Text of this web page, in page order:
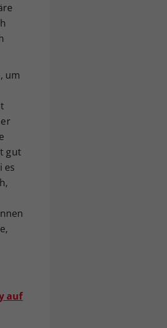
um
gut
es
auf